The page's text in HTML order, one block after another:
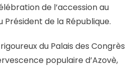
de l’accession au
Président de la République.
du Palais des Congrès
populaire d’Azovè,